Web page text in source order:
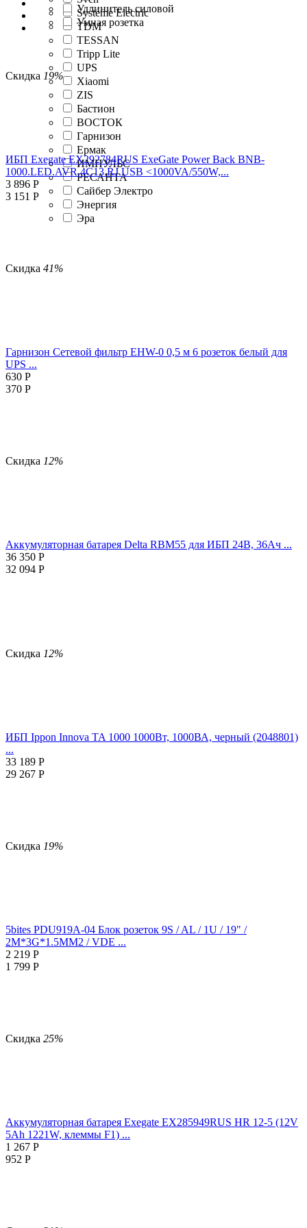
Systeme Electric
TDM
TESSAN
Tripp Lite
UPS
Xiaomi
ZIS
Бастион
ВОСТОК
Гарнизон
Ермак
ИМПУЛЬС
РЕСАНТА
Сайбер Электро
Энергия
Эра
Удлинитель силовой
Умная розетка
Скидка 19%
ИБП Exegate EX292784RUS ExeGate Power Back BNB-
1000.LED.AVR.4C13.RJ.USB <1000VA/550W,...
3 896 Р
3 151 Р
Скидка 41%
Гарнизон Сетевой фильтр EHW-0 0,5 м 6 розеток белый для
UPS ...
630 Р
370 Р
Скидка 12%
Аккумуляторная батарея Delta RBM55 для ИБП 24В, 36Ач ...
36 350 Р
32 094 Р
Скидка 12%
ИБП Ippon Innova TA 1000 1000Вт, 1000ВА, черный (2048801)
...
33 189 Р
29 267 Р
Скидка 19%
5bites PDU919A-04 Блок розеток 9S / AL / 1U / 19" /
2M*3G*1.5MM2 / VDE ...
2 219 Р
1 799 Р
Скидка 25%
Аккумуляторная батарея Exegate EX285949RUS HR 12-5 (12V
5Ah 1221W, клеммы F1) ...
1 267 Р
952 Р